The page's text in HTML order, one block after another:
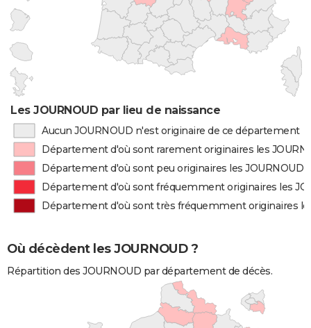
Les JOURNOUD par lieu de naissance
Aucun JOURNOUD n'est originaire de ce département
Département d'où sont rarement originaires les
Département d'où sont peu originaires les JOURNOUD
Département d'où sont fréquemment originaires les
Département d'où sont très fréquemment originaires
Où décèdent les JOURNOUD ?
Répartition des JOURNOUD par département de décès.